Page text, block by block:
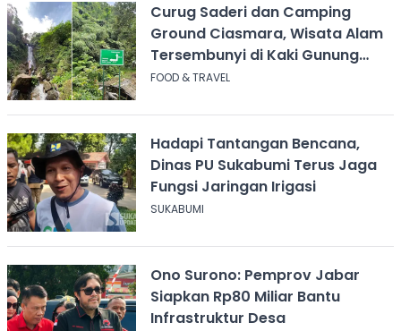
Curug Saderi dan Camping
Ground Ciasmara, Wisata Alam
Tersembunyi di Kaki Gunung
Salak
FOOD & TRAVEL
Hadapi Tantangan Bencana,
Dinas PU Sukabumi Terus Jaga
Fungsi Jaringan Irigasi
SUKABUMI
Ono Surono: Pemprov Jabar
Siapkan Rp80 Miliar Bantu
Infrastruktur Desa